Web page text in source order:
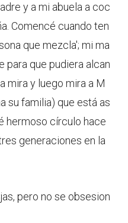
y a mi abuela a coc
Comencé cuando ten
que mezcla'; mi ma
para que pudiera alcan
mira y luego mira a M
su familia) que está as
hermoso círculo hace
generaciones en la
pero no se obsesion